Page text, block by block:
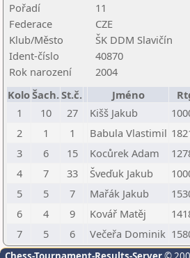
Pořadí
11
Federace
CZE
Klub/Město
ŠK DDM Slavičín
Ident-číslo
40870
Rok narození
2004
KoloŠach.St.č. Jméno
1
10 27 Kišš Jakub
2
1 1 Babula Vlastimil
3
6 15 Kocůrek Adam
4
7 33 Šveďuk Jakub
5
5 7 Mařák Jakub
6
4 9 Kovář Matěj
7
5 6 Večeřa Dominik